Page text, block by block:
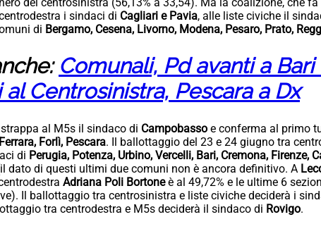
i sindaci di Cagliari e Pavia, alle liste civiche il
di Bergamo, Cesena, Livorno, Modena, Pesaro, Prato,
Comunali, Pd avanti a
al Centrosinistra, Pescara a Dx
al M5s il sindaco di Campobasso e conferma al primo
Forlì, Pescara. Il ballottaggio del 23 e 24 giugno tra
di Perugia, Potenza, Urbino, Vercelli, Bari, Cremona, Firenze,
dato di questi ultimi due comuni non è ancora definitivo. A
Adriana Poli Bortoneè al 49,72% e le ultime 6
Il ballottaggio tra centrosinistra e liste civiche deciderà i
tra centrodestra e M5s deciderà il sindaco di Rovigo.